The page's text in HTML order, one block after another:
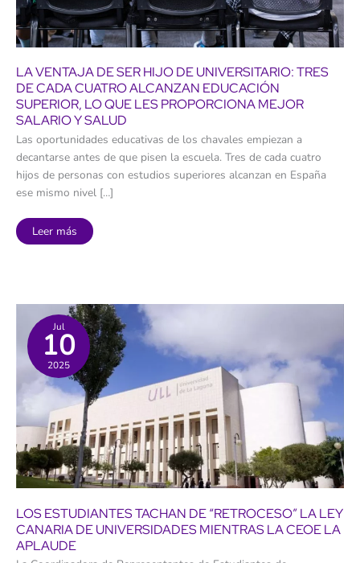
LA VENTAJA DE SER HIJO DE UNIVERSITARIO: TRES
DE CADA CUATRO ALCANZAN EDUCACIÓN
SUPERIOR, LO QUE LES PROPORCIONA MEJOR
SALARIO Y SALUD
Las oportunidades educativas de los chavales empiezan a
decantarse antes de que pisen la escuela. Tres de cada cuatro
hijos de personas con estudios superiores alcanzan en España
ese mismo nivel […]
La
ventaja
tres
cada
cuatro
alcanzan
educación
superior,
lo
que
les
proporciona
mejor
salario
salud
Leer más
Jul
10
2025
LOS ESTUDIANTES TACHAN DE “RETROCESO” LA LEY
CANARIA DE UNIVERSIDADES MIENTRAS LA CEOE LA
APLAUDE